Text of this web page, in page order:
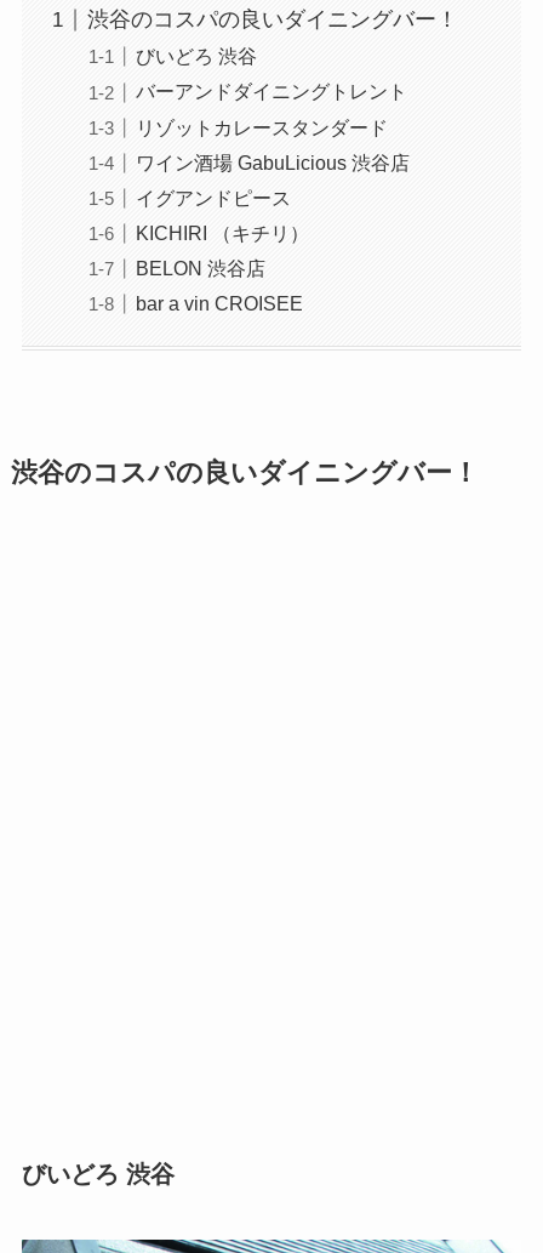
渋谷のコスパの良いダイニングバー！
びいどろ 渋谷
バーアンドダイニングトレント
リゾットカレースタンダード
ワイン酒場 GabuLicious 渋谷店
イグアンドピース
KICHIRI （キチリ）
BELON 渋谷店
bar a vin CROISEE
渋谷のコスパの良いダイニングバー！
びいどろ 渋谷